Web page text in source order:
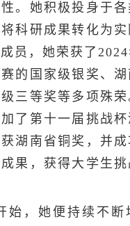
。她积极投身于
科研成果转化为
员，她荣获了
的国家级银奖、
三等奖等多项殊
了第十一届挑战
湖南省铜奖，并
果，获得大学生
始，她便持续不断